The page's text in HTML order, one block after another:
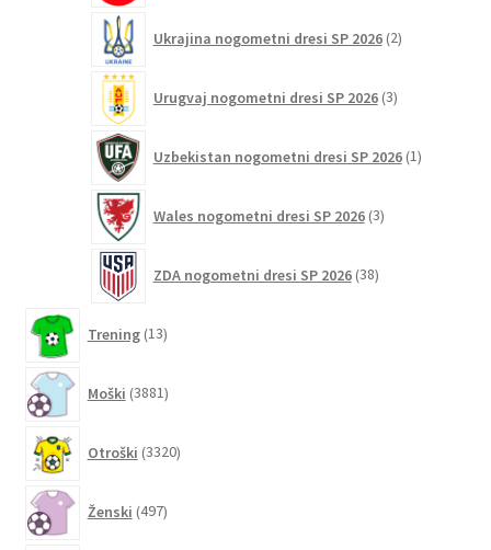
Ukrajina nogometni dresi SP 2026 2izdelka
Urugvaj nogometni dresi SP 2026 3izdelki
Uzbekistan nogometni dresi SP 2026 1izdelek
Wales nogometni dresi SP 2026 3izdelki
ZDA nogometni dresi SP 2026 38izdelkov
Trening 13izdelkov
Moški 3881izdelkov
Otroški 3320izdelkov
Ženski 497izdelkov